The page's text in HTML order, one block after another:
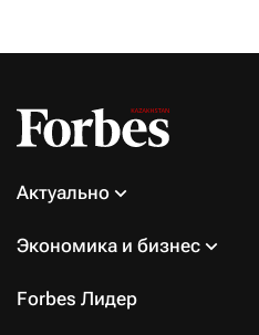
Актуально
Экономика и бизнес
Forbes Лидер